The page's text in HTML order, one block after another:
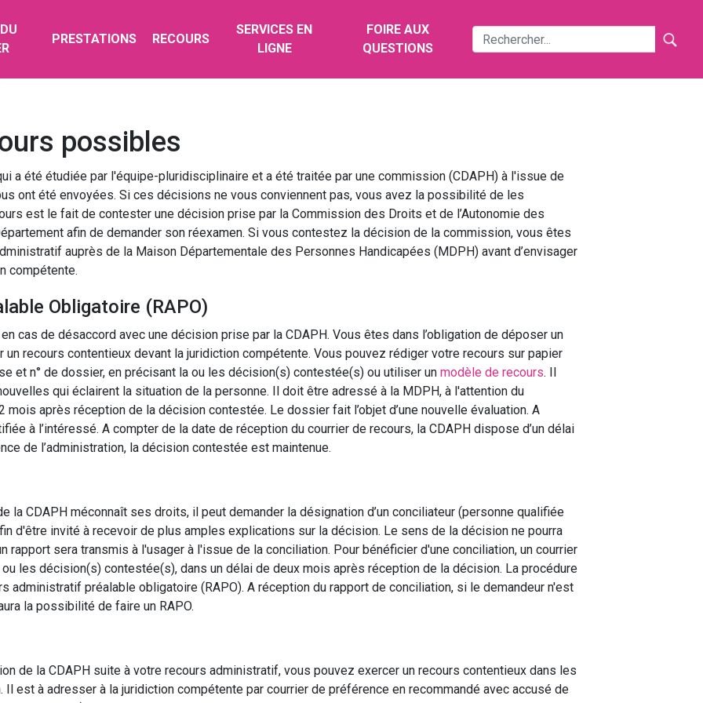
PRESTATIONS RECOURS
SERVICES EN
LIGNE
FOIRE AUX
QUESTIONS
possibles
a été étudiée par l'équipe-pluridisciplinaire et a été traitée par une commission (CDAPH) à l'issue de
ont été envoyées. Si ces décisions ne vous conviennent pas, vous avez la possibilité de les
est le fait de contester une décision prise par la Commission des Droits et de l’Autonomie des
afin de demander son réexamen. Si vous contestez la décision de la commission, vous êtes
auprès de la Maison Départementale des Personnes Handicapées (MDPH) avant d’envisager
compétente.
Obligatoire (RAPO)
cas de désaccord avec une décision prise par la CDAPH. Vous êtes dans l’obligation de déposer un
un recours contentieux devant la juridiction compétente. Vous pouvez rédiger votre recours sur papier
et n° de dossier, en précisant la ou les décision(s) contestée(s) ou utiliser un modèle de recours. Il
qui éclairent la situation de la personne. Il doit être adressé à la MDPH, à l'attention du
mois après réception de la décision contestée. Le dossier fait l’objet d’une nouvelle évaluation. A
à l’intéressé. A compter de la date de réception du courrier de recours, la CDAPH dispose d’un délai
de l’administration, la décision contestée est maintenue.
la CDAPH méconnaît ses droits, il peut demander la désignation d’un conciliateur (personne qualifiée
d'être invité à recevoir de plus amples explications sur la décision. Le sens de la décision ne pourra
rapport sera transmis à l'usager à l'issue de la conciliation. Pour bénéficier d'une conciliation, un courrier
ou les décision(s) contestée(s), dans un délai de deux mois après réception de la décision. La procédure
administratif préalable obligatoire (RAPO). A réception du rapport de conciliation, si le demandeur n'est
la possibilité de faire un RAPO.
de la CDAPH suite à votre recours administratif, vous pouvez exercer un recours contentieux dans les
Il est à adresser à la juridiction compétente par courrier de préférence en recommandé avec accusé de